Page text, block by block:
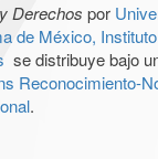
Derechos por
de México,
se distribuye bajo
Reconocimiento-
.